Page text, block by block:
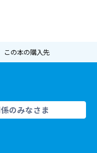
この本の購入先
のみなさま